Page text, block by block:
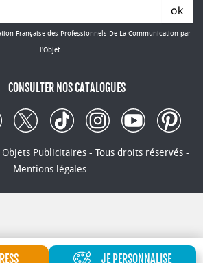
JE PERSONNALISE
ok
Française des Professionnels De La Communication par
l'Objet
CONSULTER NOS CATALOGUES
Publicitaires - Tous droits réservés -
Mentions légales